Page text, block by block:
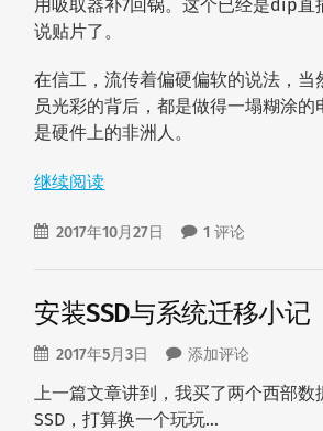
用吸取器补7回锅。这个已经是dip直
说贴片了。
在信工，流传着偏硬偏软的说法，当
员光彩的背后，都是做得一塌糊涂的
是硬件上的非洲人。
继续阅读
2017年10月27日 1 评论
安装SSD与系统迁移小记
2017年5月3日 添加评论
上一篇文章讲到，我买了两个西部数
SSD，打算换一个玩玩…